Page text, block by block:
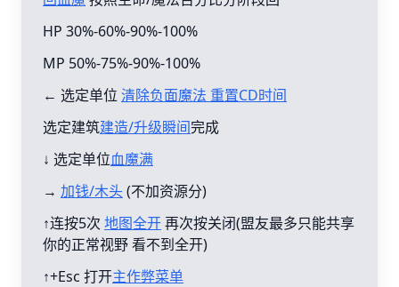
HP 30%-60%-90%-100%
MP 50%-75%-90%-100%
← 选定单位 清除负面魔法 重置CD时间
选定建筑建造/升级瞬间完成
↓ 选定单位血魔满
→ 加钱/木头(不加资源分)
↑连按5次 地图全开再次按关闭(盟友最多只能共享
你的正常视野 看不到全开)
↑+Esc 打开主作弊菜单